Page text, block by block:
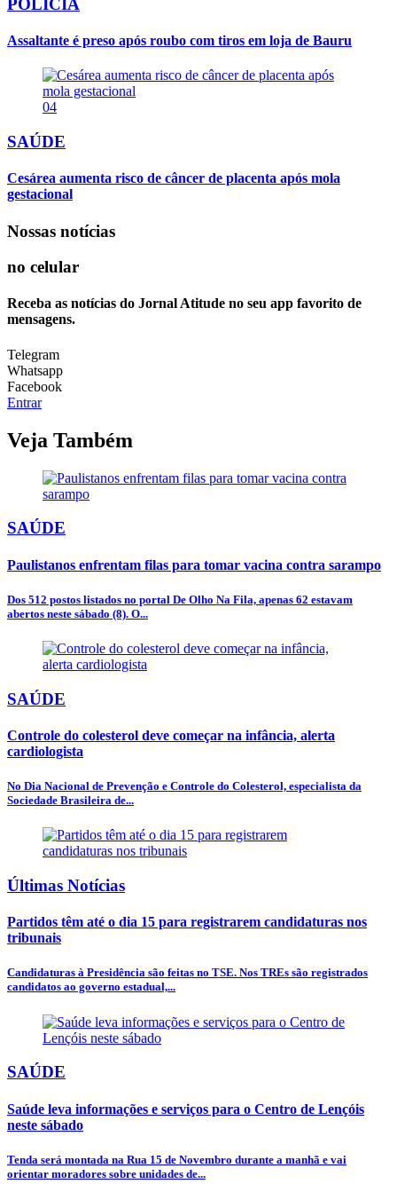
POLÍCIA
Assaltante é preso após roubo com tiros em loja de Bauru
04
SAÚDE
Cesárea aumenta risco de câncer de placenta após mola
gestacional
Nossas notícias
no celular
Receba as notícias do Jornal Atitude no seu app favorito de
mensagens.
Telegram
Whatsapp
Facebook
Entrar
Veja Também
SAÚDE
Paulistanos enfrentam filas para tomar vacina contra sarampo
Dos 512 postos listados no portal De Olho Na Fila, apenas 62 estavam
abertos neste sábado (8). O...
SAÚDE
Controle do colesterol deve começar na infância, alerta
cardiologista
No Dia Nacional de Prevenção e Controle do Colesterol, especialista da
Sociedade Brasileira de...
Últimas Notícias
Partidos têm até o dia 15 para registrarem candidaturas nos
tribunais
Candidaturas à Presidência são feitas no TSE. Nos TREs são registrados
candidatos ao governo estadual,...
SAÚDE
Saúde leva informações e serviços para o Centro de Lençóis
neste sábado
Tenda será montada na Rua 15 de Novembro durante a manhã e vai
orientar moradores sobre unidades de...